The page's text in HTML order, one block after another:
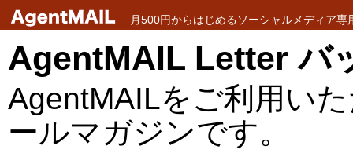
月500円からはじめるソーシャルメディア
AgentMAIL Letter バ
AgentMAILをご利用い
ールマガジンです。